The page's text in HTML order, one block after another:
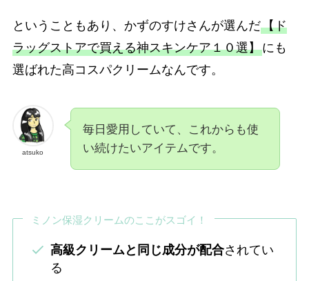
ということもあり、かずのすけさんが選んだ【ド
ラッグストアで買える神スキンケア１０選】にも
選ばれた高コスパクリームなんです。
atsuko
毎日愛用していて、これからも使
い続けたいアイテムです。
ミノン保湿クリームのここがスゴイ！
高級クリームと同じ成分が配合されてい
る